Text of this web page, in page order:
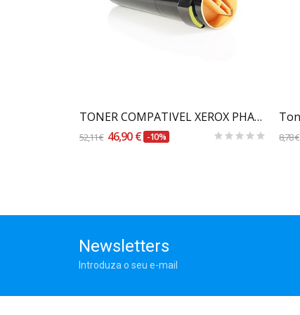
TONER COMPATIVEL XEROX PHASER 7760 AMARELO...
52,11 € 46,90 € -10% 8,78 €
Newsletters
Introduza o seu e-mail